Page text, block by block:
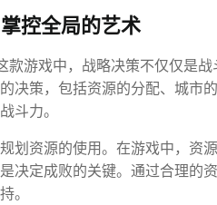
控全局的艺术
款游戏中，战略决策不仅仅是
决策，包括资源的分配、城市
斗力。
划资源的使用。在游戏中，资
决定成败的关键。通过合理的
。